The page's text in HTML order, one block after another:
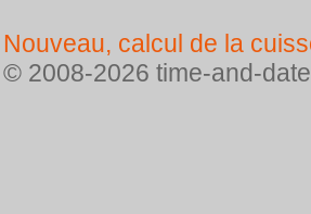
Nouveau, calcul de la
© 2008-2026 time-and-